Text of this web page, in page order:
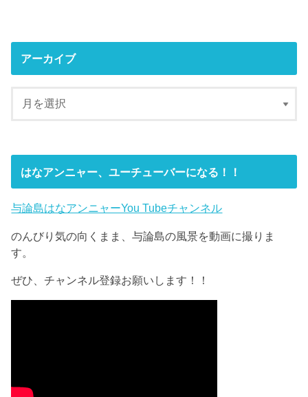
アーカイブ
はなアンニャー、ユーチューバーになる！！
与論島はなアンニャーYou Tubeチャンネル
のんびり気の向くまま、与論島の風景を動画に撮りま
す。
ぜひ、チャンネル登録お願いします！！